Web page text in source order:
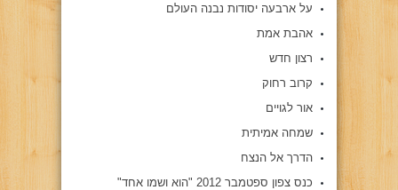
על ארבעה יסודות נבנה העולם
אהבת אמת
רצון חדש
קרוב רחוק
אור לגויים
שמחה אמיתית
הדרך אל הנצח
כנס צפון ספטמבר 2012 "הוא ושמו אחד"